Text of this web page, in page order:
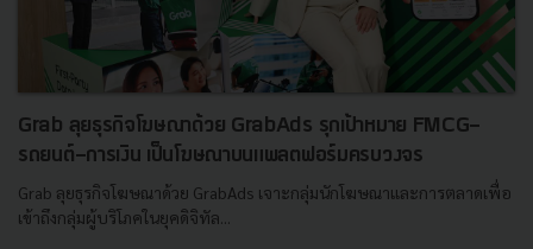
Grab ลุยธุรกิจโฆษณาด้วย GrabAds รุกเป้าหมาย FMCG-
รถยนต์-การเงิน เป็นโฆษณาบนแพลตฟอร์มครบวงจร
Grab ลุยธุรกิจโฆษณาด้วย GrabAds เจาะกลุ่มนักโฆษณาและการตลาดเพื่อ
เข้าถึงกลุ่มผู้บริโภคในยุคดิจิทัล...